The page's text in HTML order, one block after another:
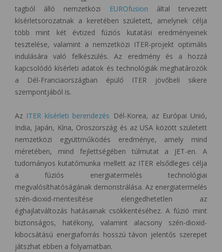
tagból álló nemzetközi
EUROfusion által tervezett
kísérletsorozatnak a keretében született, amelynek célja
több mint két évtized fúziós kutatási eredményeinek
tesztelése, valamint a nemzetközi ITER-projekt optimális
indulására való felkészülés. Az eredmény és a hozzá
kapcsolódó kísérleti adatok és technológiák meghatározók
a Dél-Franciaországban épülő ITER jövőbeli sikere
szempontjából is.
Az ITER kísérleti berendezés Dél-Korea, az Európai Unió,
India, Japán, Kína, Oroszország és az USA között született
nemzetközi együttműködés eredménye, amely mind
méretében, mind fejlettségében túlmutat a JET-en. A
tudományos kutatómunka mellett az ITER elsődleges célja
a fúziós energiatermelés technológiai
megvalósíthatóságának demonstrálása. Az energiatermelés
szén-dioxid-mentesítése elengedhetetlen az
éghajlatváltozás hatásainak csökkentéséhez. A fúzió mint
biztonságos, hatékony, valamint alacsony szén-dioxid-
kibocsátású energiaforrás hosszú távon jelentős szerepet
játszhat ebben a folyamatban.